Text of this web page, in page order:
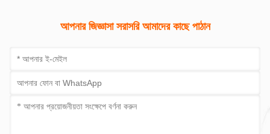
আপনার জিজ্ঞাসা সরাসরি আমাদের কাছে পাঠান